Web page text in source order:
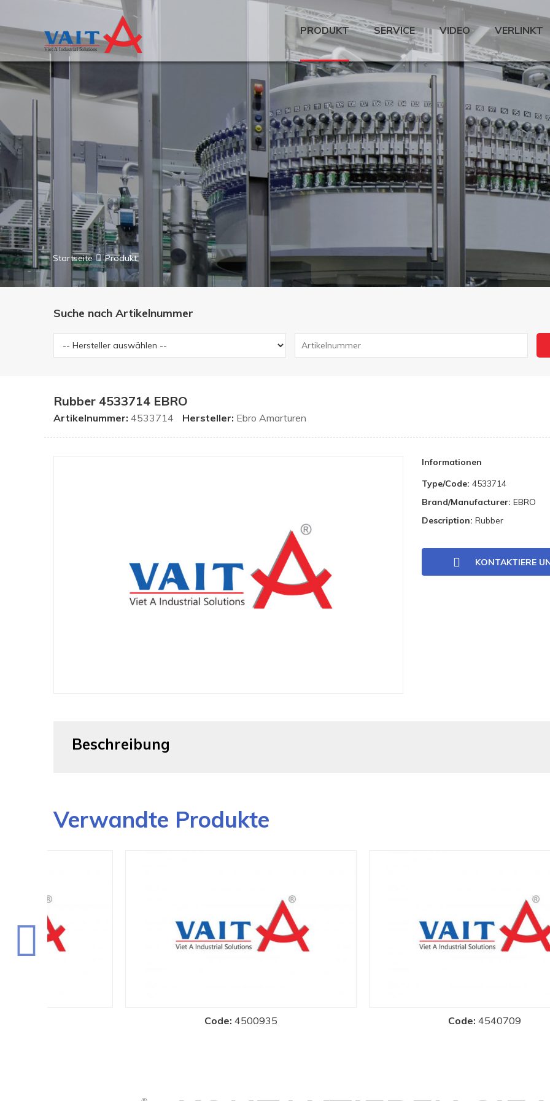
PRODUKT SERVICE VIDEO VERLINKT
Startseite Produkt
Suche nach Artikelnummer
Rubber 4533714 EBRO
Artikelnummer: 4533714 Hersteller: Ebro Amarturen
Informationen
Type/Code: 4533714
Brand/Manufacturer: EBRO
Description: Rubber
KONTAKTIERE
Beschreibung
Verwandte Produkte
4500935 4540709